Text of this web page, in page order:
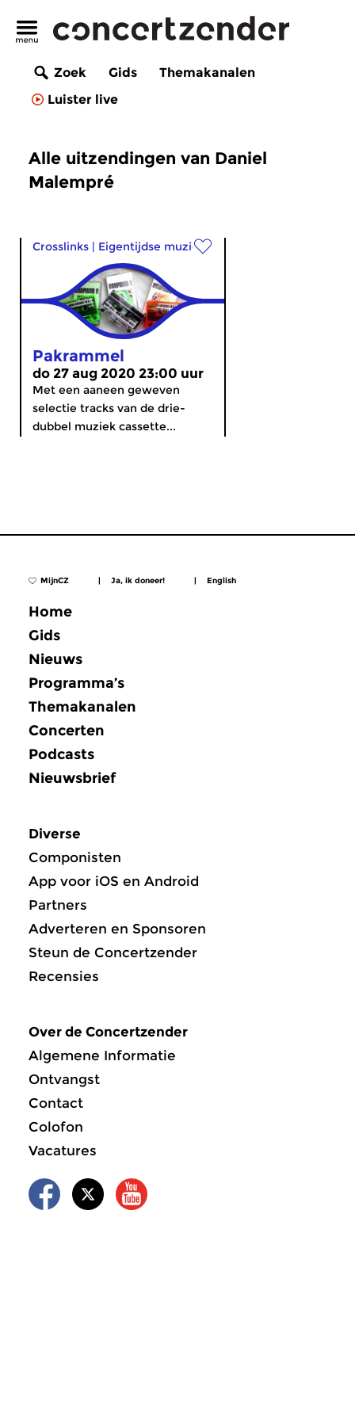
Zoek Gids
Themakanalen
Luister live
Alle uitzendingen van Daniel
Malempré
Crosslinks | Eigentijdse muziek
Pakrammel
do 27 aug 2020 23:00 uur
Met een aaneen geweven
selectie tracks van de drie-
dubbel muziek cassette...
MijnCZ | Ja, ik doneer! | English
Home
Gids
Nieuws
Programma’s
Themakanalen
Concerten
Podcasts
Nieuwsbrief
Diverse
Componisten
App voor iOS en Android
Partners
Adverteren en Sponsoren
Steun de Concertzender
Recensies
Over de Concertzender
Algemene Informatie
Ontvangst
Contact
Colofon
Vacatures